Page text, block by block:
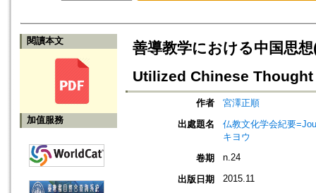
閱讀本文
加值服務
善導教学における中国思
Utilized Chinese
作者
宮澤正順
出處題名
仏教文化学会紀要
キヨウ
卷期
n.24
出版日期 2015.11